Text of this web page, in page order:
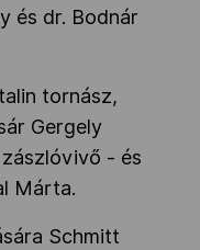
és dr. Bodnár
tornász,
Gergely
- és
Márta.
Schmitt